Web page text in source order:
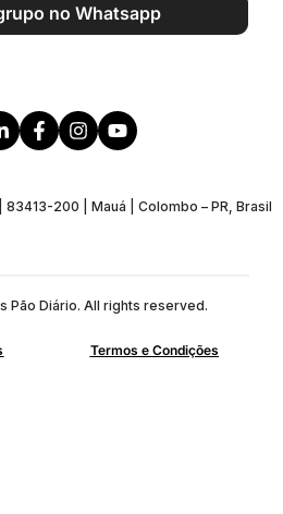
no Whatsapp
200 | Mauá | Colombo – PR, Brasil
Pão Diário. All rights reserved.
Termos e Condições